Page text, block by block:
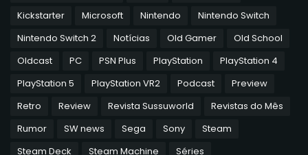
Kickstarter
Microsoft Nintendo
Nintendo Switch
Nintendo Switch 2
Notícias Old Gamer
Old School
Oldcast
PC PSN Plus PlayStation
PlayStation 4
PlayStation 5
PlayStation VR2 Podcast
Preview
Retro
Review Revista Sussuworld
Revistas do Mês
Rumor
SW news Sega Sony
Steam
Steam Deck
Steam Machine
Séries